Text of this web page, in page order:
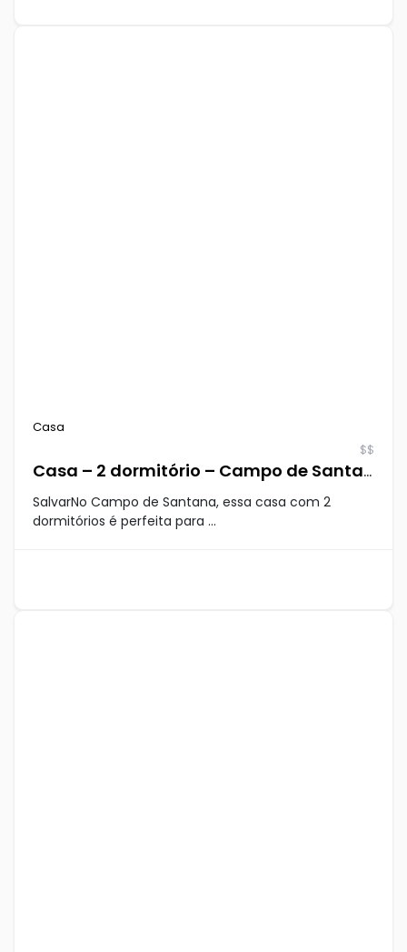
Casa
$$
Casa – 2 dormitório – Campo de Santana
SalvarNo Campo de Santana, essa casa com 2
dormitórios é perfeita para ...